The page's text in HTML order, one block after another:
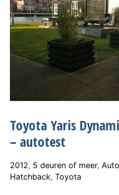
Toyota Yaris
– autotest
2012, 5 deuren of meer,
Hatchback, Toyota